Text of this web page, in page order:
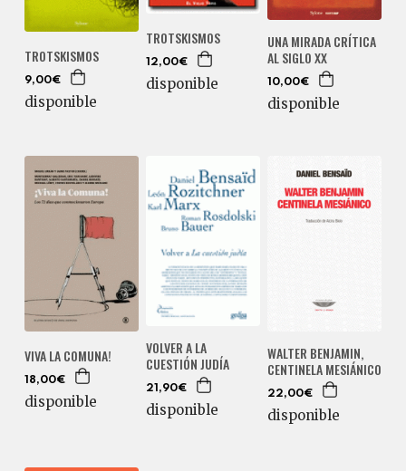
TROTSKISMOS
9,00€
disponible
TROTSKISMOS
12,00€
disponible
UNA MIRADA CRÍTICA
AL SIGLO XX
10,00€
disponible
VIVA LA COMUNA!
18,00€
disponible
VOLVER A LA
CUESTIÓN JUDÍA
21,90€
disponible
WALTER BENJAMIN,
CENTINELA MESIÁNICO
22,00€
disponible